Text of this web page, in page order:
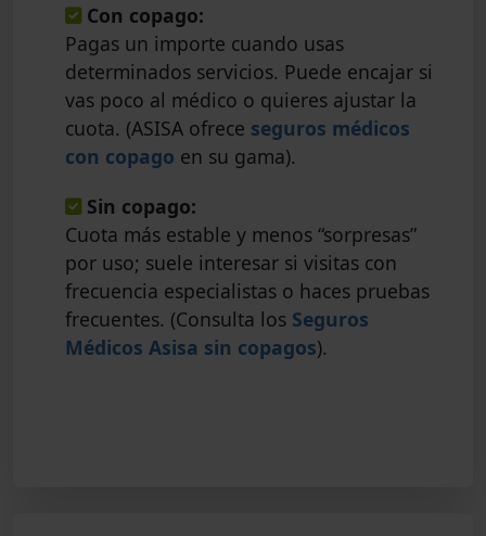
Con copago:
Pagas un importe cuando usas
determinados servicios. Puede encajar si
vas poco al médico o quieres ajustar la
cuota. (ASISA ofrece seguros médicos
con copago en su gama).
Sin copago:
Cuota más estable y menos “sorpresas”
por uso; suele interesar si visitas con
frecuencia especialistas o haces pruebas
frecuentes. (Consulta los Seguros
Médicos Asisa sin copagos).